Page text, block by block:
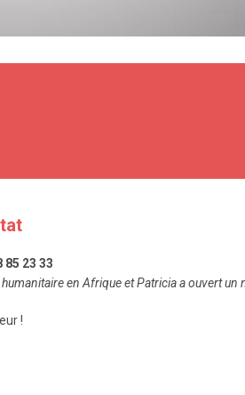
23 33
en Afrique et Patricia a ouvert
!